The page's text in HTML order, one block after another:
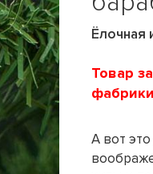
Ёлочная
Товар
А вот